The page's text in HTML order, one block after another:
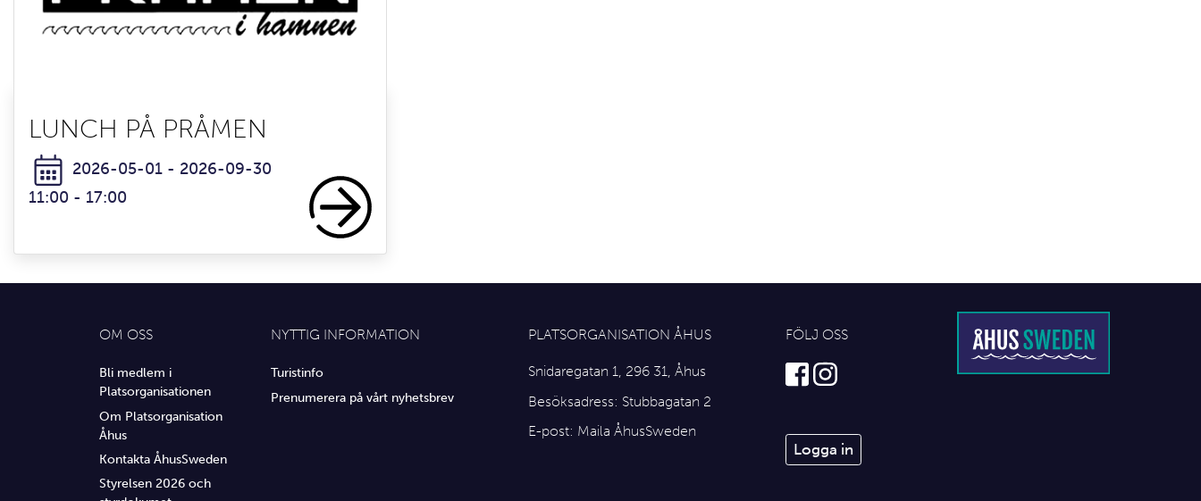
LUNCH PÅ PRÅMEN
2026-05-01 - 2026-09-30
11:00 - 17:00
OM OSS
Bli medlem i
Platsorganisationen
Om Platsorganisation
Åhus
Kontakta ÅhusSweden
Styrelsen 2026 och
NYTTIG INFORMATION
Turistinfo
Prenumerera på vårt nyhetsbrev
PLATSORGANISATION ÅHUS
Snidaregatan 1, 296 31, Åhus
Besöksadress: Stubbagatan 2
E-post: Maila ÅhusSweden
FÖLJ OSS
Logga in